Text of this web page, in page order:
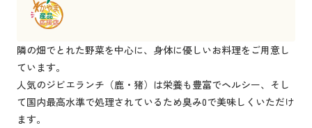
隣の畑でとれた野菜を中心に、身体に優しいお料理をご用意し
ています。
人気のジビエランチ（鹿・猪）は栄養も豊富でヘルシー、そし
て国内最高水準で処理されているため臭み0で美味しくいただけ
ます。